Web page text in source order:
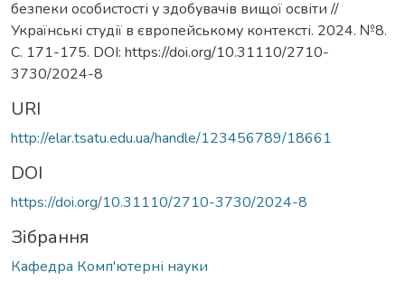
безпеки особистості у здобувачів вищої освіти //
Українські студії в європейському контексті. 2024. №8.
С. 171-175. DOI: https://doi.org/10.31110/2710-
3730/2024-8
URI
http://elar.tsatu.edu.ua/handle/123456789/18661
DOI
https://doi.org/10.31110/2710-3730/2024-8
Зібрання
Кафедра Комп'ютерні науки